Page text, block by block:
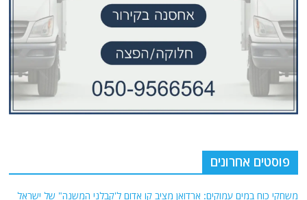
פוסטים אחרונים
משחקי כוח במים עמוקים: ארדואן מציב קו אדום ל'קבלני המשנה" של ישראל
בין וושינגטון לדמשק: מאחורי הקלעים של הניסיון האמריקני לרתום את סוריה
נגד חזבאללה ומאזן הכוחות
מבחר קריקטורות: 80 שנה של מילים ללא הפסקה
איראן
אזהרה אנטרופית: האם הבינה המלאכותית יצאה משליטה אנושית?